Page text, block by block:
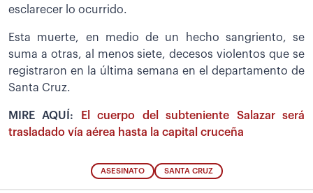
esclarecer lo ocurrido.
Esta muerte, en medio de un hecho sangriento, se
suma a otras, al menos siete, decesos violentos que se
registraron en la última semana en el departamento de
Santa Cruz.
MIRE AQUÍ:
El cuerpo del subteniente Salazar será
trasladado vía aérea hasta la capital cruceña
ASESINATO SANTA CRUZ